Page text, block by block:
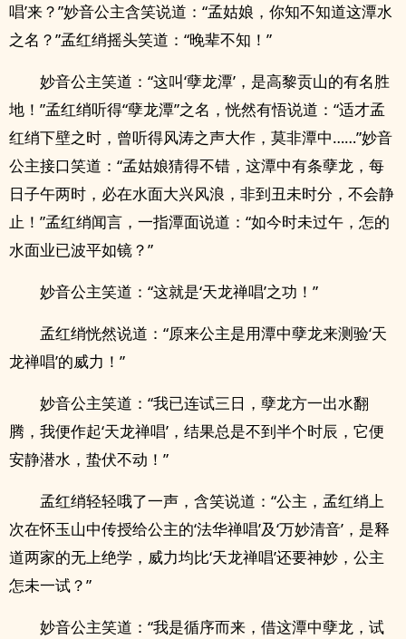
唱’来？”妙音公主含笑说道：“孟姑娘，你知不知道这潭水
之名？”孟红绡摇头笑道：“晚辈不知！”
妙音公主笑道：“这叫‘孽龙潭’，是高黎贡山的有名胜
地！”孟红绡听得“孽龙潭”之名，恍然有悟说道：“适才孟
红绡下壁之时，曾听得风涛之声大作，莫非潭中……”妙音
公主接口笑道：“孟姑娘猜得不错，这潭中有条孽龙，每
日子午两时，必在水面大兴风浪，非到丑未时分，不会静
止！”孟红绡闻言，一指潭面说道：“如今时未过午，怎的
水面业已波平如镜？”
妙音公主笑道：“这就是‘天龙禅唱’之功！”
孟红绡恍然说道：“原来公主是用潭中孽龙来测验‘天
龙禅唱’的威力！”
妙音公主笑道：“我已连试三日，孽龙方一出水翻
腾，我便作起‘天龙禅唱’，结果总是不到半个时辰，它便
安静潜水，蛰伏不动！”
孟红绡轻轻哦了一声，含笑说道：“公主，孟红绡上
次在怀玉山中传授给公主的‘法华禅唱’及‘万妙清音’，是释
道两家的无上绝学，威力均比‘天龙禅唱’还要神妙，公主
怎未一试？”
妙音公主笑道：“我是循序而来，借这潭中孽龙，试